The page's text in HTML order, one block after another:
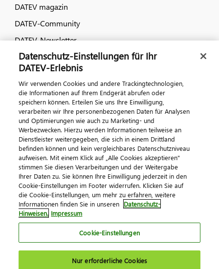
DATEV magazin
DATEV-Community
DATEV-Newsletter
Kontaktieren Sie uns
© 2026 DATEV eG
ImpressumDatenschutzAGB Kontakt
Cookie-Einstellungen
Datenschutz-Einstellungen für Ihr
DATEV-Erlebnis
Wir verwenden Cookies und andere Trackingtechnologien,
die Informationen auf Ihrem Endgerät abrufen oder
speichern können. Erteilen Sie uns Ihre Einwilligung,
verarbeiten wir Ihre personenbezogenen Daten für Analysen
und Optimierungen wie auch zu Marketing- und
Werbezwecken. Hierzu werden Informationen teilweise an
Dienstleister weitergegeben, die sich in einem Drittland
befinden können und kein vergleichbares Datenschutzniveau
aufweisen. Mit einem Klick auf „Alle Cookies akzeptieren"
stimmen Sie diesen Verarbeitungen und der Weitergabe
Ihrer Daten zu. Sie können Ihre Einwilligung jederzeit in den
Cookie-Einstellungen im Footer widerrufen. Klicken Sie auf
die Cookie-Einstellungen, um mehr zu erfahren, weitere
Informationen finden Sie in unseren Datenschutz-
Hinweisen. Impressum
Cookie-Einstellungen
Nur erforderliche Cookies